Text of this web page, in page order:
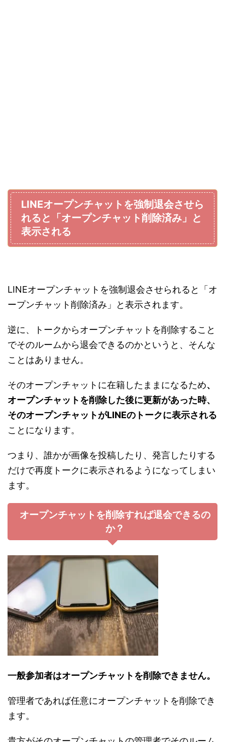
LINEオープンチャットを強制退会させら
れると「オープンチャット削除済み」と
表示される
LINEオープンチャットを強制退会させられると「オ
ープンチャット削除済み」と表示されます。
逆に、トークからオープンチャットを削除すること
でそのルームから退会できるのかというと、そんな
ことはありません。
そのオープンチャットに在籍したままになるため、
オープンチャットを削除した後に更新があった時、
そのオープンチャットがLINEのトークに表示される
ことになります。
つまり、誰かが画像を投稿したり、発言したりする
だけで再度トークに表示されるようになってしまい
ます。
オープンチャットを削除すれば退会できるの
か？
一般参加者はオープンチャットを削除できません。
管理者であれば任意にオープンチャットを削除でき
ます。